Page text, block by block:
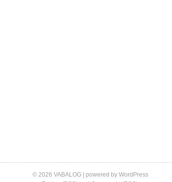
© 2026 VABALOG | powered by WordPress